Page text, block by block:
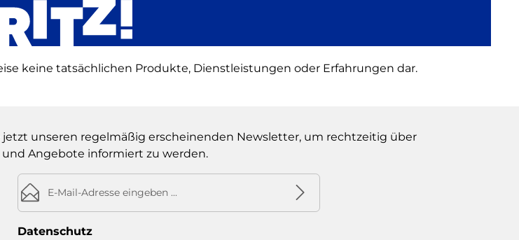
keine tatsächlichen Produkte, Dienstleistungen oder Erfahrungen dar.
jetzt unseren regelmäßig erscheinenden Newsletter, um rechtzeitig über
Angebote informiert zu werden.
E-Mail-Adresse*
Datenschutz